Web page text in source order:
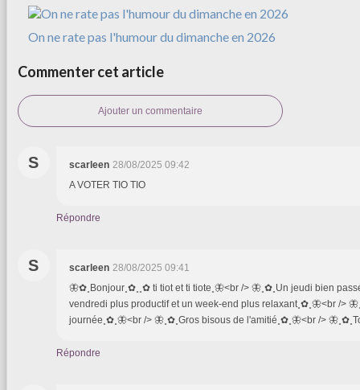
On ne rate pas l'humour du dimanche en 2026
Commenter cet article
Ajouter un commentaire
S scarleen 28/08/2025 09:42
A VOTER TIO TIO
Répondre
S scarleen 28/08/2025 09:41
🦋✿˳Bonjour˳✿˳˳✿ ti tiot et ti tiote˳🦋<br /> 🦋˳✿˳Un jeudi bien
vendredi plus productif et un week-end plus relaxant˳✿˳🦋<br />
journée˳✿˳🦋<br /> 🦋˳✿˳Gros bisous de l'amitié˳✿˳🦋<br />
Répondre